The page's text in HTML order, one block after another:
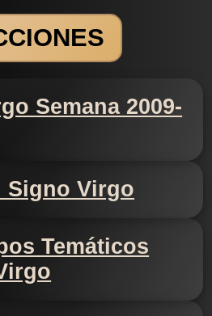
Semana 2009-
Signo Virgo
Temáticos